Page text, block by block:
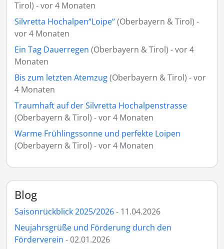
Tirol) - vor 4 Monaten
Silvretta Hochalpen“Loipe“(Oberbayern & Tirol) -
vor 4 Monaten
Ein Tag Dauerregen (Oberbayern & Tirol) - vor 4
Monaten
Bis zum letzten Atemzug(Oberbayern & Tirol) - vor
4 Monaten
Traumhaft auf der Silvretta Hochalpenstrasse
(Oberbayern & Tirol) - vor 4 Monaten
Warme Frühlingssonne und perfekte Loipen
(Oberbayern & Tirol) - vor 4 Monaten
Blog
Saisonrückblick 2025/2026- 11.04.2026
Neujahrsgrüße und Förderung durch den
Förderverein - 02.01.2026